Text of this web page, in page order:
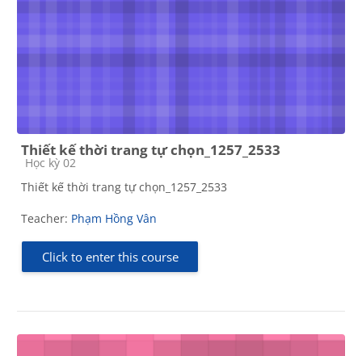
Thiết kế thời trang tự chọn_1257_2533
Course category
Học kỳ 02
Thiết kế thời trang tự chọn_1257_2533
Teacher: Phạm Hồng Vân
Click to enter this course